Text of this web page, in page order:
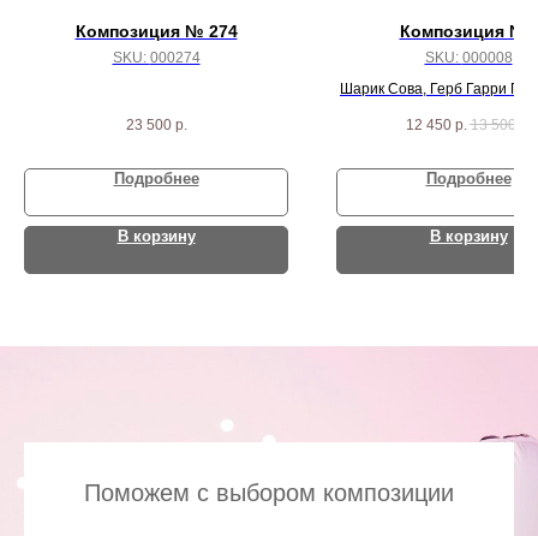
Композиция № 274
SKU: 000274
23 500 р.
Подробнее
В корзину
Композиция №8
SKU: 000008
Шарик Сова, Герб Гарри
разноцветых
12 450 р. 13 500
Подробнее
В корзину
Поможем с выбором композиции